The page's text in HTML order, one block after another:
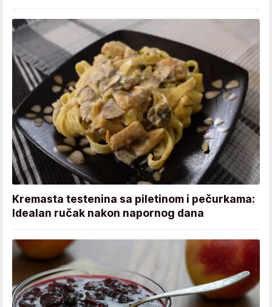
Kremasta testenina sa piletinom i pečurkama:
Idealan ručak nakon napornog dana